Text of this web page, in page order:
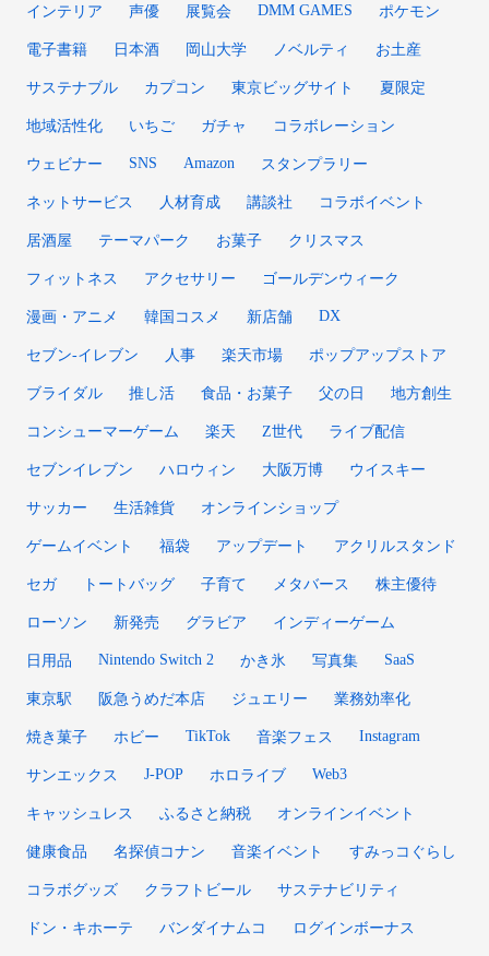
インテリア 声優 展覧会 DMM GAMES ポケモン
電子書籍 日本酒 岡山大学 ノベルティ お土産
サステナブル カプコン 東京ビッグサイト 夏限定
地域活性化 いちご ガチャ コラボレーション
ウェビナー SNS Amazon スタンプラリー
ネットサービス 人材育成 講談社 コラボイベント
居酒屋 テーマパーク お菓子 クリスマス
フィットネス アクセサリー ゴールデンウィーク
漫画・アニメ 韓国コスメ 新店舗 DX
セブン‐イレブン 人事 楽天市場 ポップアップストア
ブライダル 推し活 食品・お菓子 父の日 地方創生
コンシューマーゲーム 楽天 Z世代 ライブ配信
セブンイレブン ハロウィン 大阪万博 ウイスキー
サッカー 生活雑貨 オンラインショップ
ゲームイベント 福袋 アップデート アクリルスタンド
セガ トートバッグ 子育て メタバース 株主優待
ローソン 新発売 グラビア インディーゲーム
日用品 Nintendo Switch 2 かき氷 写真集 SaaS
東京駅 阪急うめだ本店 ジュエリー 業務効率化
焼き菓子 ホビー TikTok 音楽フェス Instagram
サンエックス J-POP ホロライブ Web3
キャッシュレス ふるさと納税 オンラインイベント
健康食品 名探偵コナン 音楽イベント すみっコぐらし
コラボグッズ クラフトビール サステナビリティ
ドン・キホーテ バンダイナムコ ログインボーナス